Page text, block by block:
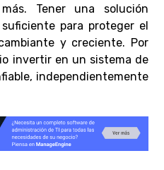
Tener una solución
para proteger el
y creciente. Por
invertir en un sistema de
independientemente